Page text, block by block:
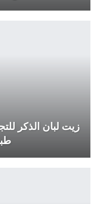
زيت لبان الذكر